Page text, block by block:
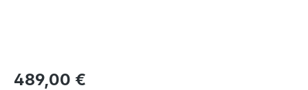
Regulärer Preis:
489,00 €